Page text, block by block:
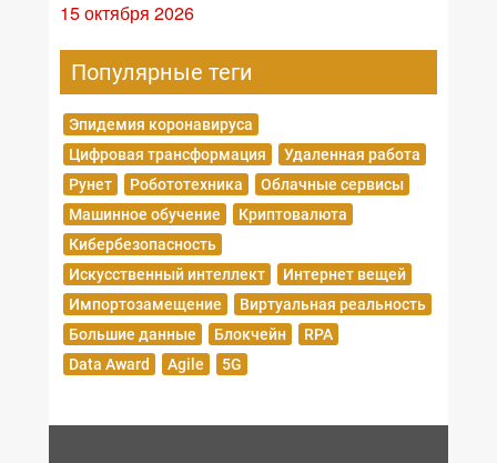
15 октября 2026
Популярные теги
Эпидемия коронавируса
Цифровая трансформация
Удаленная работа
Рунет
Робототехника
Облачные сервисы
Машинное обучение
Криптовалюта
Кибербезопасность
Искусственный интеллект
Интернет вещей
Импортозамещение
Виртуальная реальность
Большие данные
Блокчейн
RPA
Data Award
Agile 5G